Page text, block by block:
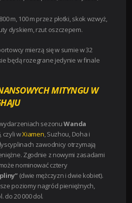
m, 100 m przez płotki, skok wzwyż,
dyskiem, rzut oszczepem.
mierzą się w sumie w 32
będą rozegrane jedynie w finale
MITYNGU W
sezonuWanda
, czyli wXiamen, Suzhou, Doha i
zawodnicy otrzymają
Zgodnie z nowymi zasadami
nominować cztery
(dwie mężczyzn i dwie kobiet).
poziomy nagród pieniężnych,
do 20 000 dol.